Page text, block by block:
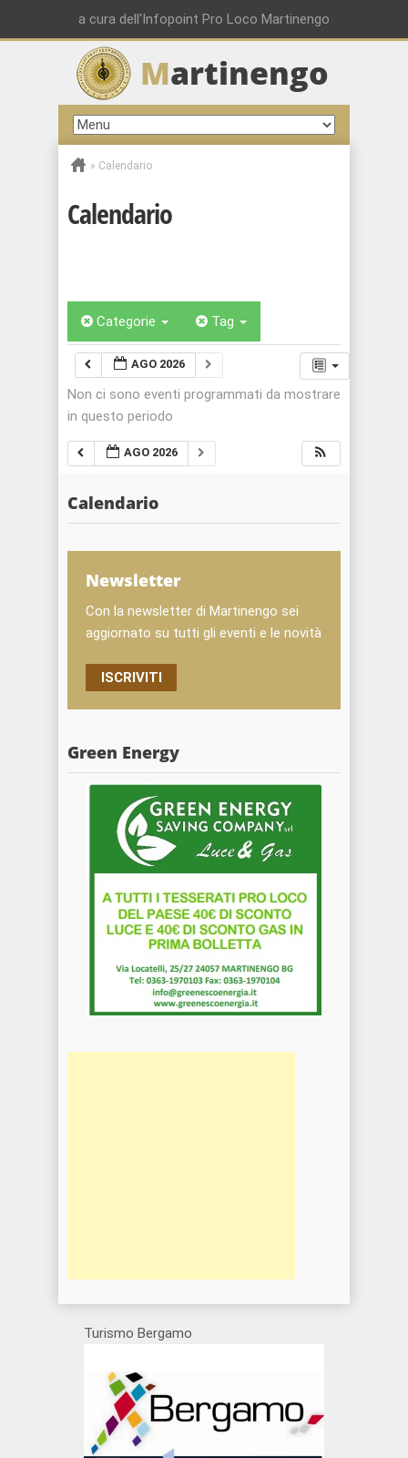
a cura dell'Infopoint Pro Loco Martinengo
Martinengo
» Calendario
Calendario
Categorie Tag
AGO 2026
Non ci sono eventi programmati da mostrare
in questo periodo
AGO 2026
Calendario
Newsletter
Con la newsletter di Martinengo sei
aggiornato su tutti gli eventi e le novità
ISCRIVITI
Green Energy
Turismo Bergamo